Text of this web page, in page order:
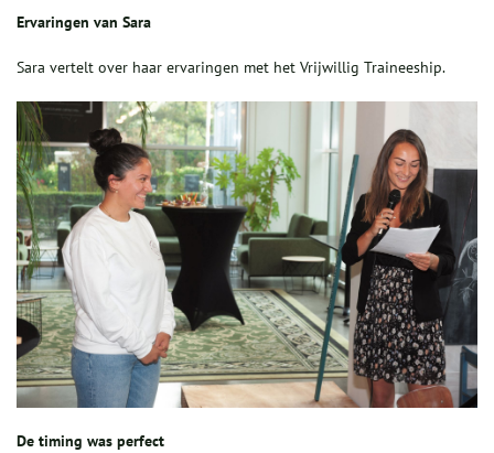
Ervaringen van Sara
Sara vertelt over haar ervaringen met het Vrijwillig Traineeship.
De timing was perfect